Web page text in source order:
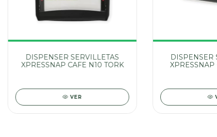
DISPENSER SERVILLETAS
XPRESSNAP CAFE N10 TORK
VER
DISPENSER